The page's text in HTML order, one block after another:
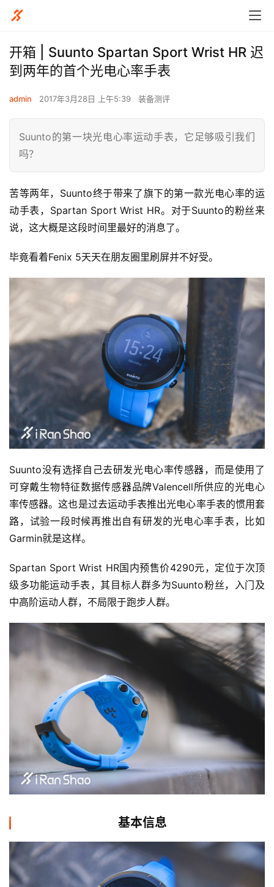
开箱 | Suunto Spartan Sport Wrist HR 迟
到两年的首个光电心率手表
admin 2017年3月28日 上午5:39 装备测评
Suunto的第一块光电心率运动手表，它足够吸引我们
吗？
苦等两年，Suunto终于带来了旗下的第一款光电心率的运
动手表，Spartan Sport Wrist HR。对于Suunto的粉丝来
说，这大概是这段时间里最好的消息了。
毕竟看着Fenix 5天天在朋友圈里刷屏并不好受。
Suunto没有选择自己去研发光电心率传感器，而是使用了
可穿戴生物特征数据传感器品牌Valencell所供应的光电心
率传感器。这也是过去运动手表推出光电心率手表的惯用套
路，试验一段时候再推出自有研发的光电心率手表，比如
Garmin就是这样。
Spartan Sport Wrist HR国内预售价4290元，定位于次顶
级多功能运动手表，其目标人群多为Suunto粉丝，入门及
中高阶运动人群，不局限于跑步人群。
基本信息